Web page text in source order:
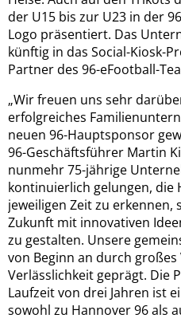
der U15 bis zur U23 in der
Logo präsentiert. Das
künftig in das Social-Kiosk-
Partner des 96-eFootball-
„Wir freuen uns sehr
erfolgreiches
neuen 96-Hauptsponsor
96-Geschäftsführer Martin
nunmehr 75-jährige
kontinuierlich gelungen,
jeweiligen Zeit zu erkennen,
Zukunft mit innovativen
zu gestalten. Unsere
von Beginn an durch
Verlässlichkeit geprägt. Die
Laufzeit von drei Jahren ist
sowohl zu Hannover 96 als